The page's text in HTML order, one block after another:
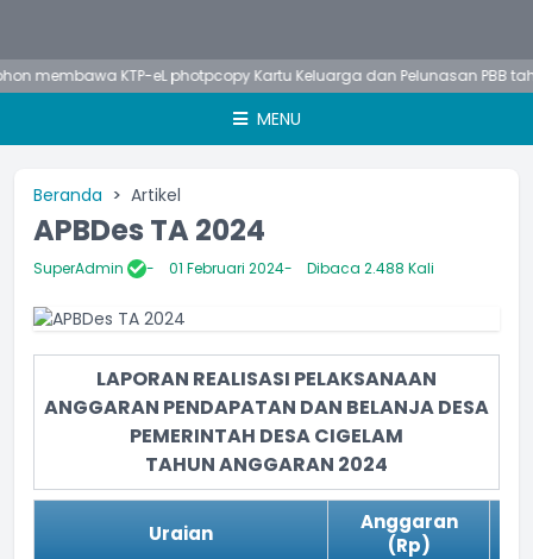
photpcopy Kartu Keluarga dan Pelunasan PBB tahun berjalan
MENU
Beranda Artikel
APBDes TA 2024
SuperAdmin 01 Februari 2024 Dibaca 2.488 Kali
LAPORAN REALISASI PELAKSANAAN
ANGGARAN PENDAPATAN DAN BELANJA DESA
PEMERINTAH DESA CIGELAM
TAHUN ANGGARAN 2024
Uraian
Anggaran
(Rp)